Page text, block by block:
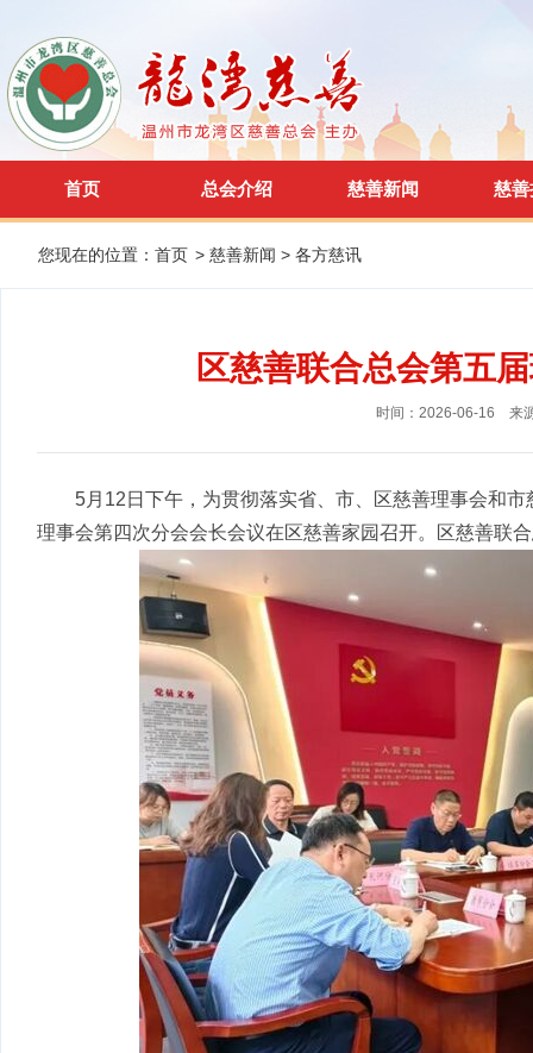
首页 总会介绍 慈善新闻 慈善
您现在的位置： 首页 > 慈善新闻 > 各方慈讯
区慈善联合总会第五
时间：2026-06-16 来
5月12日下午， 为贯彻落实省、市、区慈善理事会和市
理事会第四次分会会长会议在区慈善家园召开。区慈善联